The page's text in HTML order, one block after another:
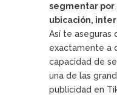
segmentar por
ubicación,
Así te aseguras
exactamente a
capacidad de
una de las
publicidad en